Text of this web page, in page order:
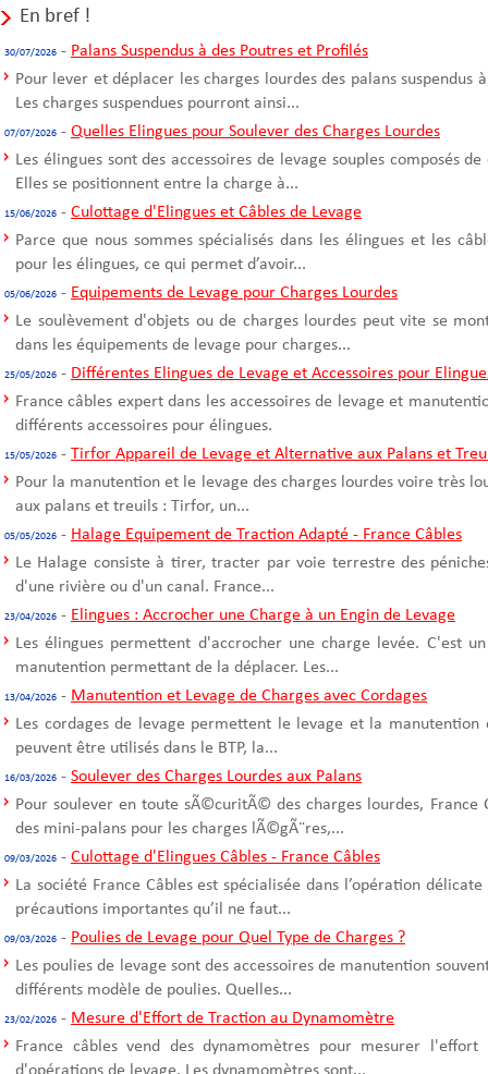
En bref !
30/07/2026 - Palans Suspendus à des Poutres et Profilés
Pour lever et déplacer les charges lourdes des palans suspendus
Les charges suspendues pourront ainsi...
07/07/2026 - Quelles Elingues pour Soulever des Charges Lourdes
Les élingues sont des accessoires de levage souples composés
Elles se positionnent entre la charge à...
15/06/2026 - Culottage d'Elingues et Câbles de Levage
Parce que nous sommes spécialisés dans les élingues et les
pour les élingues, ce qui permet d’avoir...
05/06/2026 - Equipements de Levage pour Charges Lourdes
Le soulèvement d'objets ou de charges lourdes peut vite se
dans les équipements de levage pour charges...
25/05/2026 - Différentes Elingues de Levage et Accessoires pour
France câbles expert dans les accessoires de levage et
différents accessoires pour élingues.
15/05/2026 - Tirfor Appareil de Levage et Alternative aux Palans et
Pour la manutention et le levage des charges lourdes voire très
aux palans et treuils : Tirfor, un...
05/05/2026 - Halage Equipement de Traction Adapté - France Câbles
Le Halage consiste à tirer, tracter par voie terrestre des
d'une rivière ou d'un canal. France...
23/04/2026 - Elingues : Accrocher une Charge à un Engin de Levage
Les élingues permettent d'accrocher une charge levée. C'est
manutention permettant de la déplacer. Les...
13/04/2026 - Manutention et Levage de Charges avec Cordages
Les cordages de levage permettent le levage et la manutention
peuvent être utilisés dans le BTP, la...
16/03/2026 - Soulever des Charges Lourdes aux Palans
Pour soulever en toute sÃ©curitÃ© des charges lourdes, France
des mini-palans pour les charges lÃ©gÃ¨res,...
09/03/2026 - Culottage d'Elingues Câbles - France Câbles
La société France Câbles est spécialisée dans l’opération
précautions importantes qu’il ne faut...
09/03/2026 - Poulies de Levage pour Quel Type de Charges ?
Les poulies de levage sont des accessoires de manutention
différents modèle de poulies. Quelles...
23/02/2026 - Mesure d'Effort de Traction au Dynamomètre
France câbles vend des dynamomètres pour mesurer